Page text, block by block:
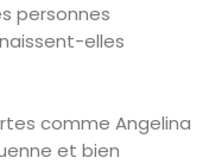
personnes
elles
comme Angelina
et bien